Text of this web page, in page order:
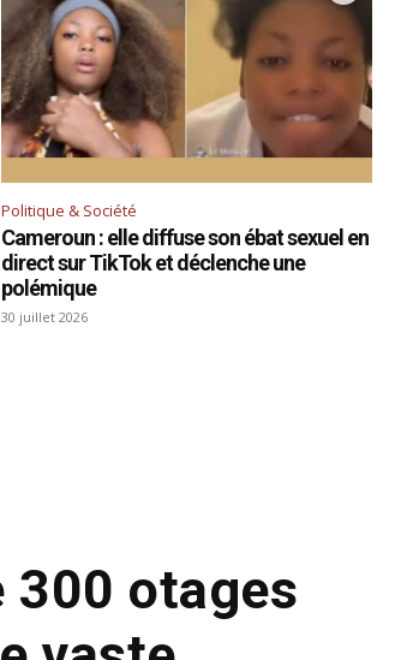
Politique & Société
Cameroun : elle diffuse son ébat sexuel en
direct sur TikTok et déclenche une
polémique
30 juillet 2026